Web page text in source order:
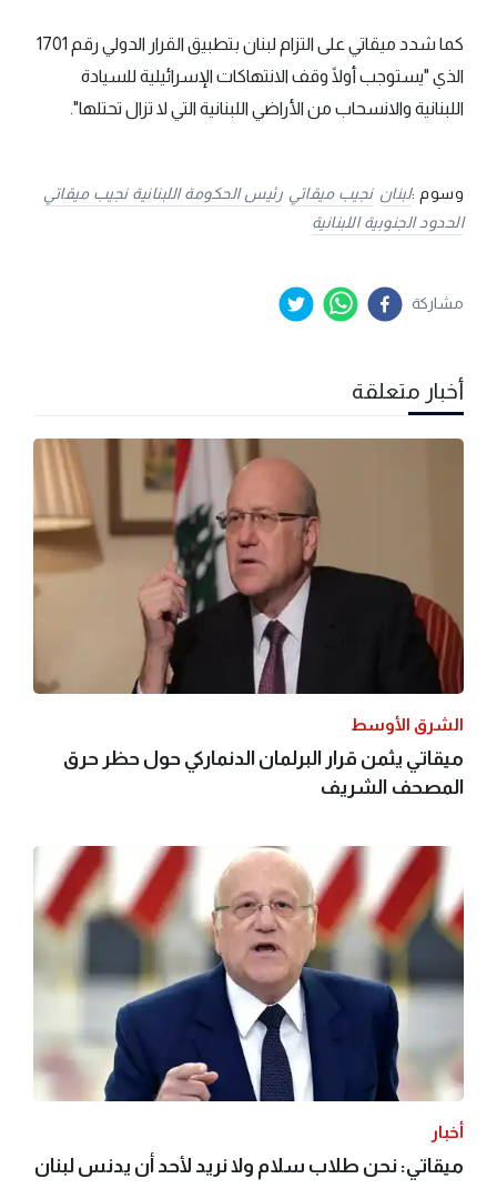
كما شدد ميقاتي على التزام لبنان بتطبيق القرار الدولي رقم 1701
الذي "يستوجب أولًا وقف الانتهاكات الإسرائيلية للسيادة
اللبنانية والانسحاب من الأراضي اللبنانية التي لا تزال تحتلها".
وسوم :لبنان نجيب ميقاتي رئيس الحكومة اللبنانية نجيب ميقاتي
الحدود الجنوبية اللبنانية
مشاركة
أخبار متعلقة
الشرق الأوسط
ميقاتي يثمن قرار البرلمان الدنماركي حول حظر حرق
المصحف الشريف
أخبار
ميقاتي: نحن طلاب سلام ولا نريد لأحد أن يدنس لبنان